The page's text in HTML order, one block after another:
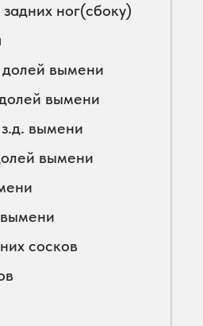
ног(сбоку)
вымени
вымени
вымени
вымени
сосков